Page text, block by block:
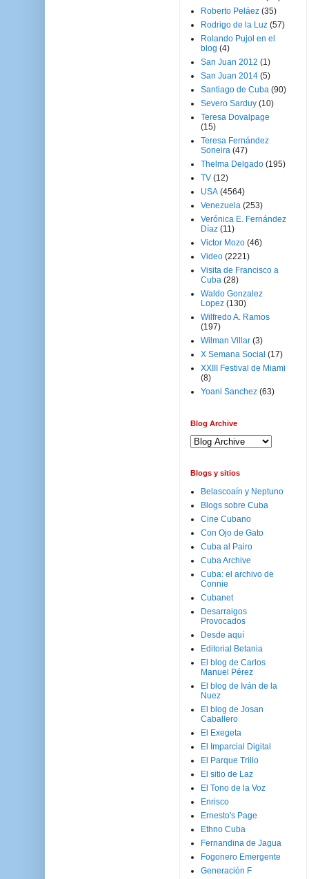
Roberto Peláez (35)
Rodrigo de la Luz (57)
Rolando Pujol en el
blog (4)
San Juan 2012 (1)
San Juan 2014 (5)
Santiago de Cuba (90)
Severo Sarduy (10)
Teresa Dovalpage
(15)
Teresa Fernández
Soneira (47)
Thelma Delgado (195)
TV (12)
USA (4564)
Venezuela (253)
Verónica E. Fernández
Díaz (11)
Victor Mozo (46)
Video (2221)
Visita de Francisco a
Cuba (28)
Waldo Gonzalez
Lopez (130)
Wilfredo A. Ramos
(197)
Wilman Villar (3)
X Semana Social (17)
XXIII Festival de Miami
(8)
Yoani Sanchez (63)
Blog Archive
Blogs y sitios
Belascoaín y Neptuno
Blogs sobre Cuba
Cine Cubano
Con Ojo de Gato
Cuba al Pairo
Cuba Archive
Cuba: el archivo de
Connie
Cubanet
Desarraigos
Provocados
Desde aquí
Editorial Betania
El blog de Carlos
Manuel Pérez
El blog de Iván de la
Nuez
El blog de Josan
Caballero
El Exegeta
El Imparcial Digital
El Parque Trillo
El sitio de Laz
El Tono de la Voz
Enrisco
Ernesto's Page
Ethno Cuba
Fernandina de Jagua
Fogonero Emergente
Generación F